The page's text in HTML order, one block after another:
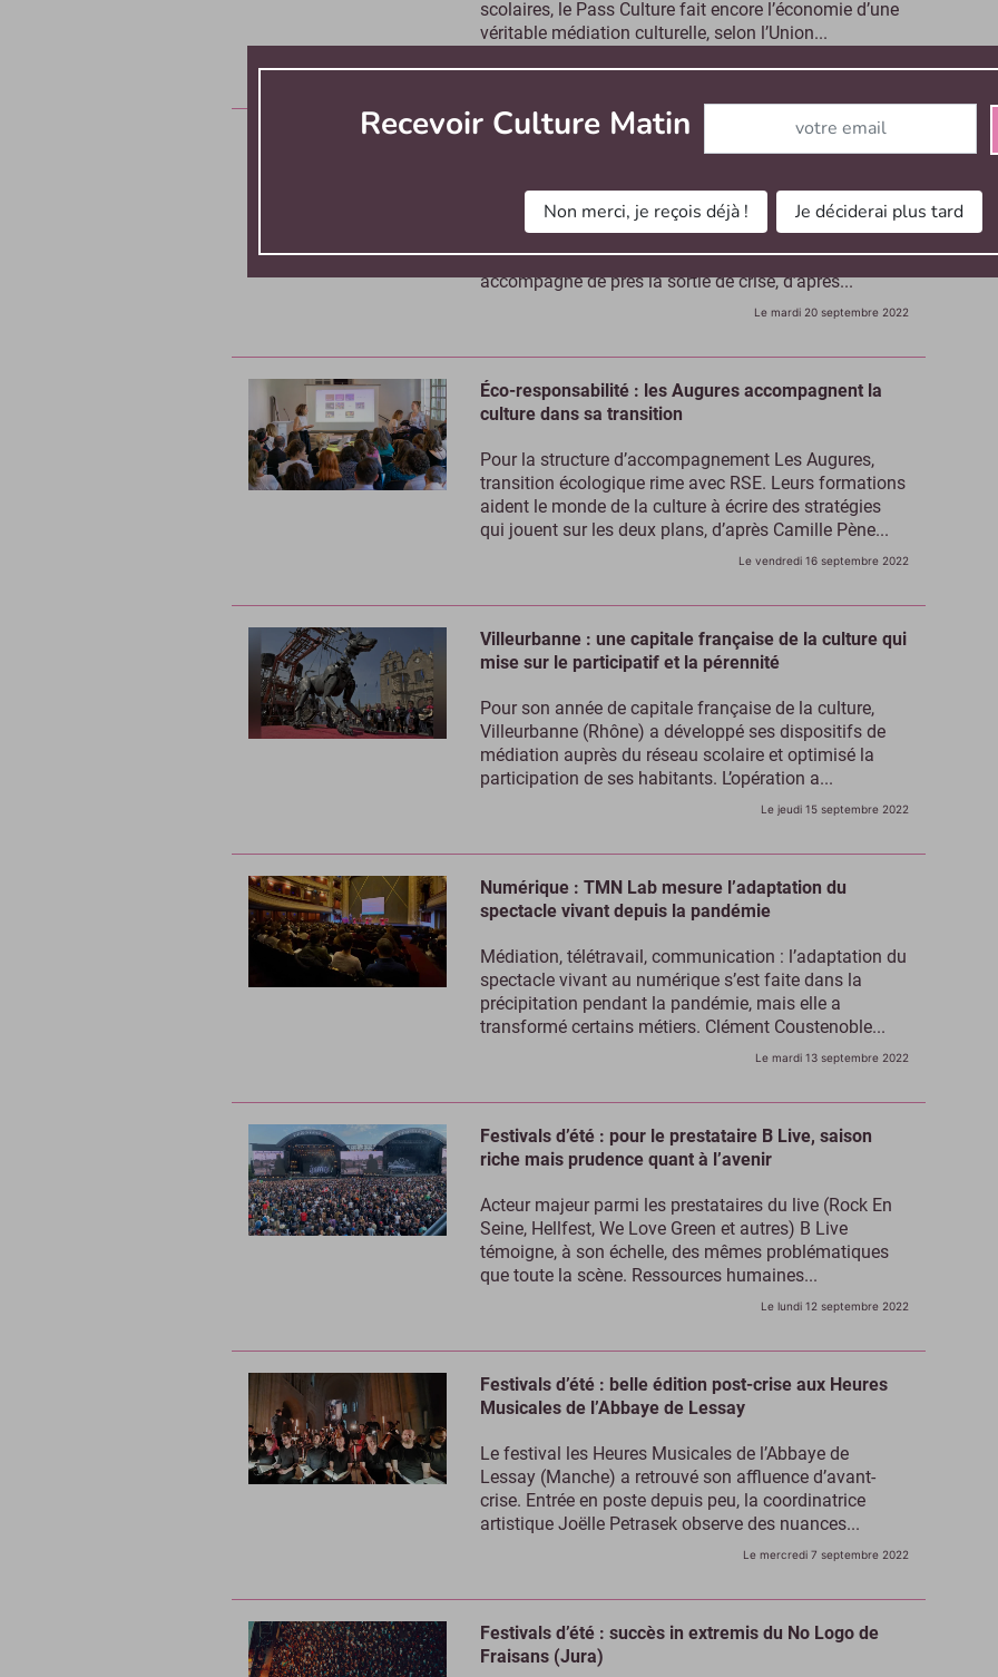
scolaires, le Pass Culture fait encore l’économie d’une
véritable médiation culturelle, selon l’Union...
Théâtres privés : l’ASTP accompagne la sortie de
Et si la pandémie initiait de nouvelles collaborations
entre réseau public et privé ? C’est le souhait de
l’Association pour le Soutien du Théâtre Privé, qui
accompagne de près la sortie de crise, d’après...
Le mardi 20 septembre 2022
Éco-responsabilité : les Augures accompagnent la
culture dans sa transition
Pour la structure d’accompagnement Les Augures,
transition écologique rime avec RSE. Leurs formations
aident le monde de la culture à écrire des stratégies
qui jouent sur les deux plans, d’après Camille Pène...
Le vendredi 16 septembre 2022
Villeurbanne : une capitale française de la culture qui
mise sur le participatif et la pérennité
Pour son année de capitale française de la culture,
Villeurbanne (Rhône) a développé ses dispositifs de
médiation auprès du réseau scolaire et optimisé la
participation de ses habitants. L’opération a...
Le jeudi 15 septembre 2022
Numérique : TMN Lab mesure l’adaptation du
spectacle vivant depuis la pandémie
Médiation, télétravail, communication : l’adaptation du
spectacle vivant au numérique s’est faite dans la
précipitation pendant la pandémie, mais elle a
transformé certains métiers. Clément Coustenoble...
Le mardi 13 septembre 2022
Festivals d’été : pour le prestataire B Live, saison
riche mais prudence quant à l’avenir
Acteur majeur parmi les prestataires du live (Rock En
Seine, Hellfest, We Love Green et autres) B Live
témoigne, à son échelle, des mêmes problématiques
que toute la scène. Ressources humaines...
Le lundi 12 septembre 2022
Festivals d’été : belle édition post-crise aux Heures
Musicales de l’Abbaye de Lessay
Le festival les Heures Musicales de l’Abbaye de
Lessay (Manche) a retrouvé son affluence d’avant-
crise. Entrée en poste depuis peu, la coordinatrice
artistique Joëlle Petrasek observe des nuances...
Le mercredi 7 septembre 2022
Festivals d’été : succès in extremis du No Logo de
Fraisans (Jura)
Recevoir Culture Matin Abonnez-vous à notre
Non merci, je reçois déjà ! Je déciderai plus tard